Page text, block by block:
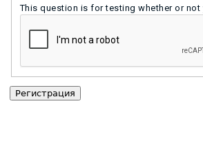
This question is for testing whether or